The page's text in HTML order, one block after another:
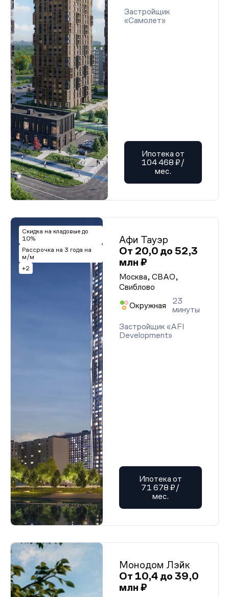
Застройщик
«Самолет»
Ипотека от
104 468 ₽/
мес.
Скидка на кладовые до
10%
Рассрочка на 3 года на
м/м
+2
Афи Тауэр
От 20,0 до 52,3
млн ₽
Москва, СВАО,
Свиблово
Окружная
23
минуты
Застройщик «AFI
Development»
Ипотека от
71 678 ₽/
мес.
Монодом Лэйк
От 10,4 до 39,0
млн ₽